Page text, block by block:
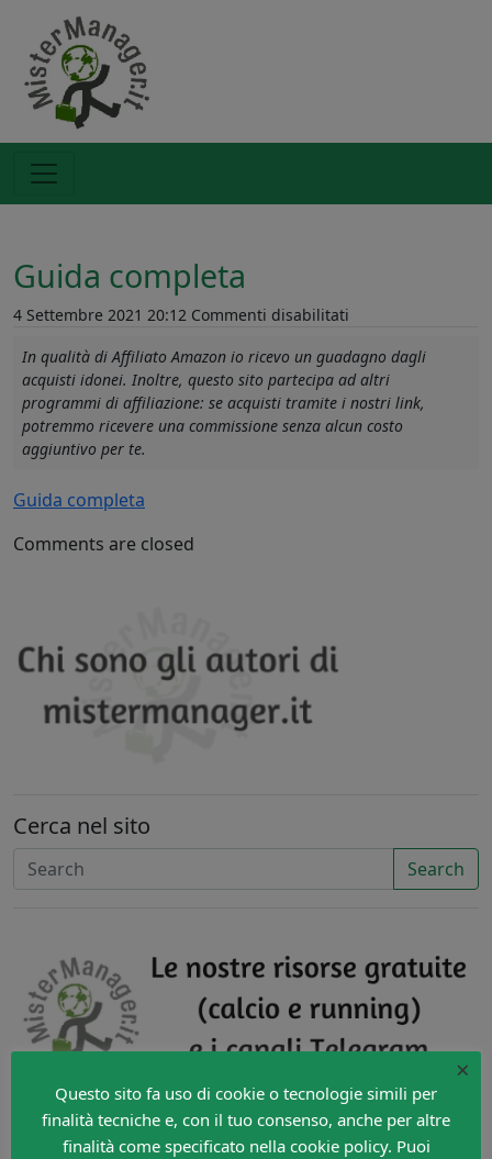
Guida completa
4 Settembre 2021 20:12 Commenti disabilitati
completa
In qualità di Affiliato Amazon io ricevo un guadagno dagli
acquisti idonei. Inoltre, questo sito partecipa ad altri
programmi di affiliazione: se acquisti tramite i nostri link,
potremmo ricevere una commissione senza alcun costo
aggiuntivo per te.
Guida completa
Comments are closed
Cerca nel sito
Search
×
Questo sito fa uso di cookie o tecnologie simili per
finalità tecniche e, con il tuo consenso, anche per altre
finalità come specificato nella cookie policy. Puoi